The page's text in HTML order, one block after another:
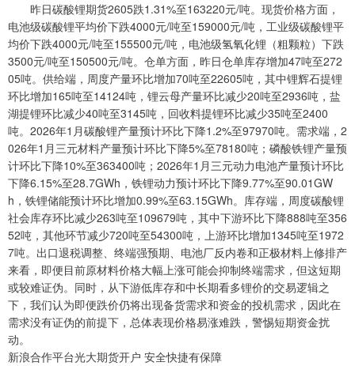
昨日碳酸锂期货2605跌1.31%至163220元/吨。现货价格方面，
电池级碳酸锂平均价下跌4000元/吨至159000元/吨，工业级碳酸锂平
均价下跌4000元/吨至155500元/吨，电池级氢氧化锂（粗颗粒）下跌
3500元/吨至150500元/吨。仓单方面，昨日仓单库存增加47吨至272
05吨。供给端，周度产量环比增加70吨至22605吨，其中锂辉石提锂
环比增加165吨至14124吨，锂云母产量环比减少20吨至2936吨，盐
湖提锂环比减少40吨至3145吨，回收料提锂环比减少35吨至2400
吨。2026年1月碳酸锂产量预计环比下降1.2%至97970吨。需求端，2
026年1月三元材料产量预计环比下降5%至78180吨；磷酸铁锂产量预
计环比下降10%至363400吨；2026年1月三元动力电池产量预计环比
下降6.15%至28.7GWh，铁锂动力预计环比下降9.77%至90.01GW
h，铁锂储能预计环比增加0.99%至63.15GWh。库存端，周度碳酸锂
社会库存环比减少263吨至109679吨，其中下游环比下降888吨至356
52吨，其他环节减少720吨至54300吨，上游环比增加1345吨至1972
7吨。出口退税调整、终端强预期、电池厂反内卷和正极材料上修排产
来看，即便目前原材料价格大幅上涨可能会抑制终端需求，但这短期
或较难证伪。同时，从下游低库存和中长期看多锂价的交易逻辑之
下，我们认为即便跌价仍将出现备货需求和资金的投机需求，因此在
需求没有证伪的前提下，总体表现价格易涨难跌，警惕短期资金扰
动。
新浪合作平台光大期货开户 安全快捷有保障